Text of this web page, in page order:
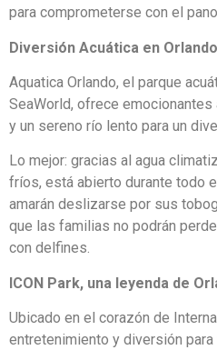
para comprometerse con el
Diversión Acuática en Orlando
Aquatica Orlando, el parque
SeaWorld, ofrece
y un sereno río lento para un
Lo mejor: gracias al agua
fríos, está abierto durante todo
amarán deslizarse por sus
que las familias no podrán
con delfines.
ICON Park, una leyenda de
Ubicado en el corazón de
entretenimiento y diversión